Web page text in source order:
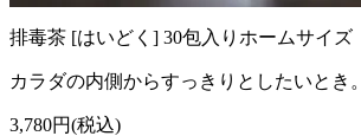
排毒茶 [はいどく] 30包入りホームサイズ
カラダの内側からすっきりとしたいとき。
3,780円(税込)